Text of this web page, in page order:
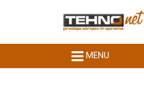
MENU